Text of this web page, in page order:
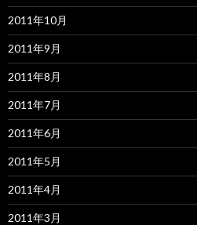
2011年10月
2011年9月
2011年8月
2011年7月
2011年6月
2011年5月
2011年4月
2011年3月